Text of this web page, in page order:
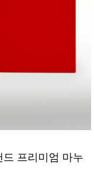
프리미엄 마누